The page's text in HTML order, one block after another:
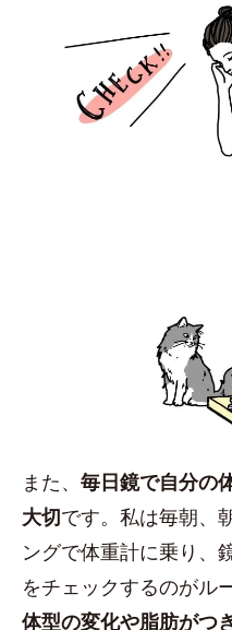
また、 毎日鏡で自分の
大切です。私は毎朝、
ングで体重計に乗り、
をチェックするのがル
体型の変化や脂肪がつ